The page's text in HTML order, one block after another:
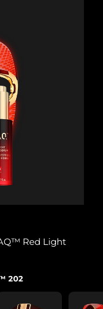
Red Light
202